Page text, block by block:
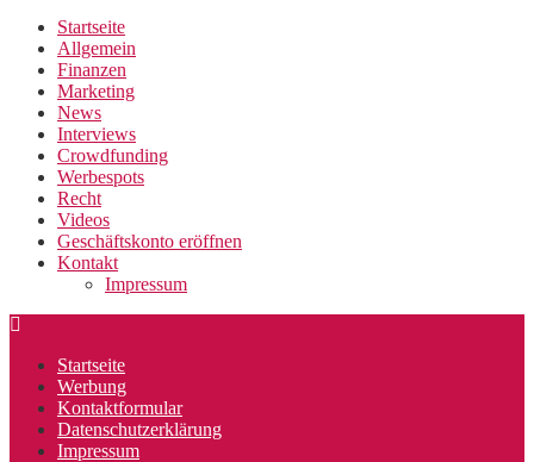
Startseite
Allgemein
Finanzen
Marketing
News
Interviews
Crowdfunding
Werbespots
Recht
Videos
Geschäftskonto eröffnen
Kontakt
Impressum
Startseite
Werbung
Kontaktformular
Datenschutzerklärung
Impressum